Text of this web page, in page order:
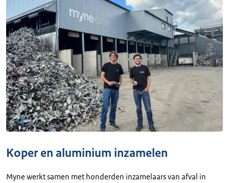
Koper en aluminium inzamelen
Myne werkt samen met honderden inzamelaars van afval in